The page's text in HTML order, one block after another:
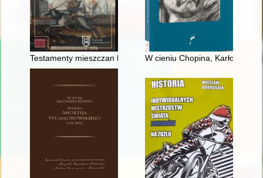
Testamenty mieszczan bocheńskich : (XVI - XVII wiek)
W cieniu Chopina, Karłowicza